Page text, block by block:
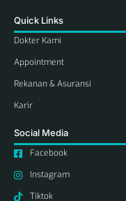
Quick Links
Dokter Kami
Appointment
Rekanan & Asuransi
Karir
Social Media
Facebook
Instagram
Tiktok